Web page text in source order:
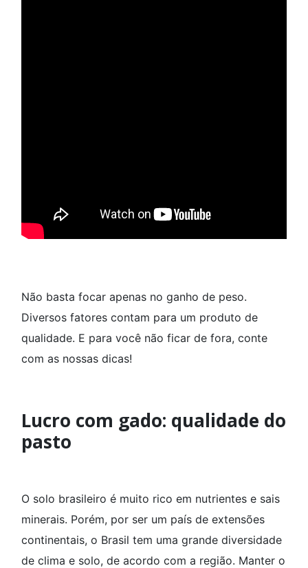
Não basta focar apenas no ganho de peso.
Diversos fatores contam para um produto de
qualidade. E para você não ficar de fora, conte
com as nossas dicas!
Lucro com gado: qualidade do
pasto
O solo brasileiro é muito rico em nutrientes e sais
minerais. Porém, por ser um país de extensões
continentais, o Brasil tem uma grande diversidade
de clima e solo, de acordo com a região. Manter o